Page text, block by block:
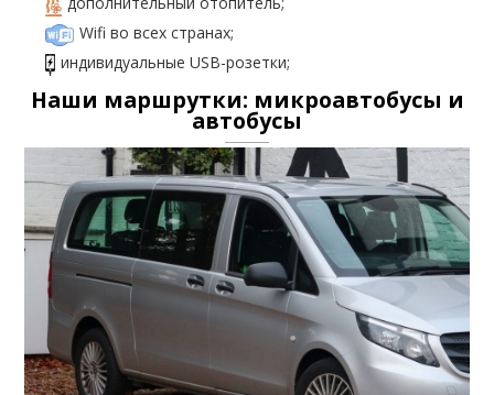
Wifi во всех странах;
индивидуальные USB-розетки;
Наши маршрутки: микроавтобусы и
автобусы